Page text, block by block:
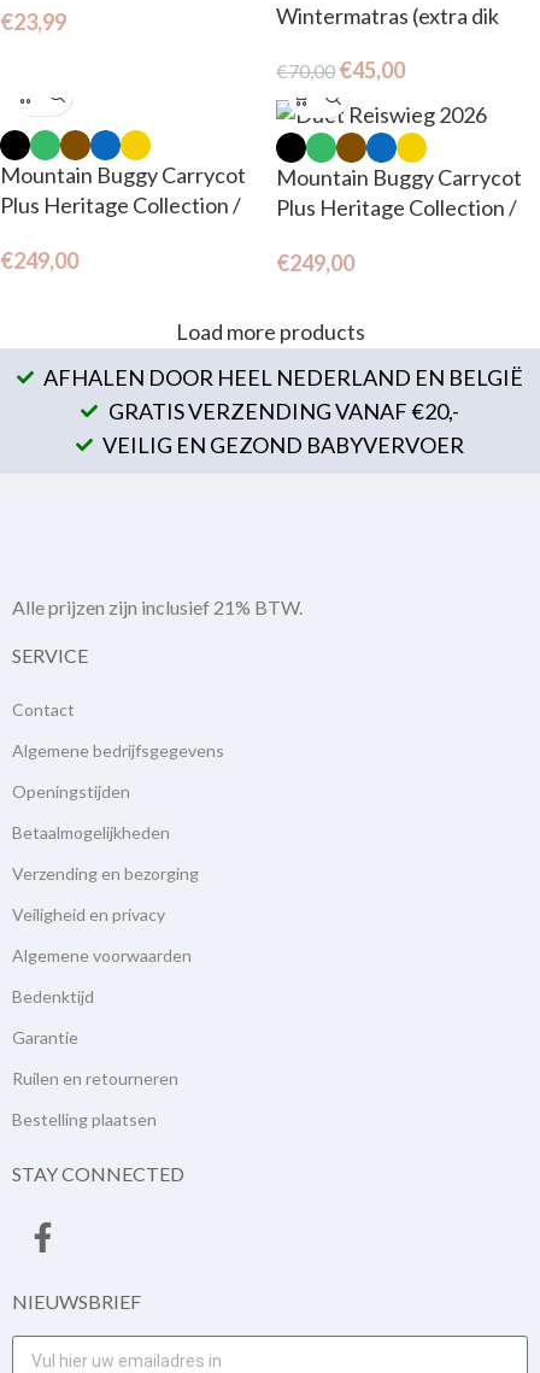
€23,99
Wintermatras (extra dik
€70,00 €45,00
Mountain Buggy Carrycot
Plus Heritage Collection /
terrain.
€249,00
Mountain Buggy Carrycot
Plus Heritage Collection /
€249,00
Load more products
AFHALEN DOOR HEEL NEDERLAND EN BELGIË
GRATIS VERZENDING VANAF €20,-
VEILIG EN GEZOND BABYVERVOER
Alle prijzen zijn inclusief 21% BTW.
SERVICE
Contact
Algemene bedrijfsgegevens
Openingstijden
Betaalmogelijkheden
Verzending en bezorging
Veiligheid en privacy
Algemene voorwaarden
Bedenktijd
Garantie
Ruilen en retourneren
Bestelling plaatsen
STAY CONNECTED
NIEUWSBRIEF